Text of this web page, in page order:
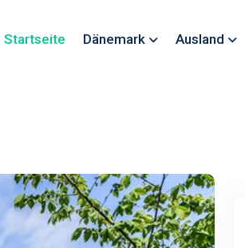
Startseite Dänemark Ausland